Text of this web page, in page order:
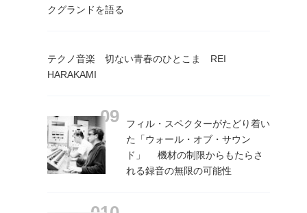
クグランドを語る
テクノ音楽 切ない青春のひとこま REI
HARAKAMI
フィル・スペクターがたどり着い
た「ウォール・オブ・サウン
ド」 機材の制限からもたらさ
れる録音の無限の可能性